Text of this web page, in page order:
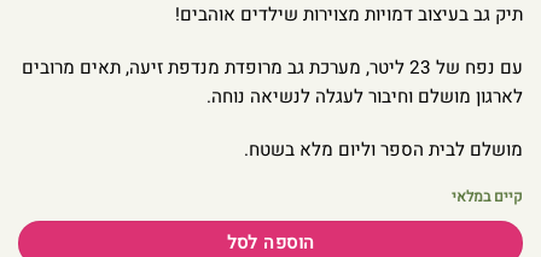
תיק גב בעיצוב דמויות מצוירות שילדים אוהבים!
עם נפח של 23 ליטר, מערכת גב מרופדת מנדפת זיעה, תאים מרובים
לארגון מושלם וחיבור לעגלה לנשיאה נוחה.
מושלם לבית הספר וליום מלא בשטח.
קיים במלאי
הוספה לסל